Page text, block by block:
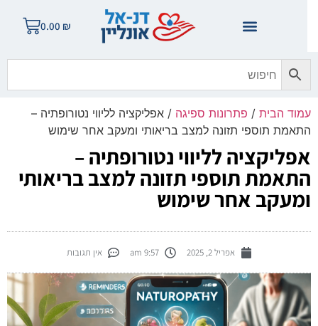
0.00
הבית/ פתרונות ספיגה/ אפליקציה לליווי נטורופתיה –
תוספי תזונה למצב בריאותי ומעקב אחר שימוש
לליווי נטורופתיה –
תוספי תזונה למצב בריאותי
אחר שימוש
אפריל 2, 2025 9:57 am אין תגובות